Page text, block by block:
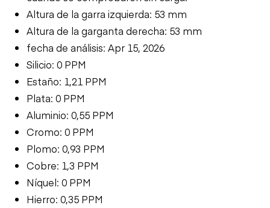
Altura de la garra izquierda: 53 mm
Altura de la garganta derecha: 53 mm
fecha de análisis: Apr 15, 2026
Silicio: 0 PPM
Estaño: 1,21 PPM
Plata: 0 PPM
Aluminio: 0,55 PPM
Cromo: 0 PPM
Plomo: 0,93 PPM
Cobre: 1,3 PPM
Níquel: 0 PPM
Hierro: 0,35 PPM